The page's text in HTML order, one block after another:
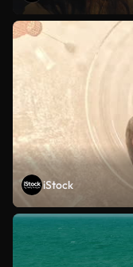
iStock